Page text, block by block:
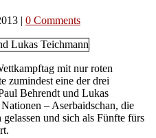
| 0 Comments
mit nur roten
zumindest eine der drei
Behrendt und Lukas
– Aserbaidschan, die
und sich als Fünfte fürs